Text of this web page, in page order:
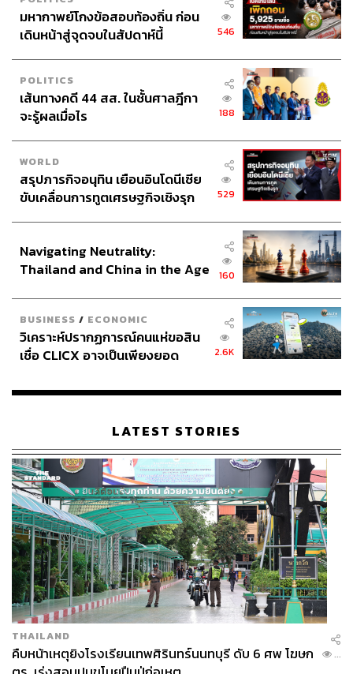
มหากาพย์โกงข้อสอบท้องถิ่น ก่อน
เดินหน้าสู่จุดจบในสัปดาห์นี้
546
POLITICS
เส้นทางคดี 44 สส. ในชั้นศาลฎีกา
จะรู้ผลเมื่อไร
188
WORLD
สรุปภารกิจอนุทิน เยือนอินโดนีเซีย
ขับเคลื่อนการทูตเศรษฐกิจเชิงรุก
529
Navigating Neutrality:
Thailand and China in the Age
160
BUSINESS / ECONOMIC
วิเคราะห์ปรากฏการณ์คนแห่ขอสิน
เชื่อ CLICX อาจเป็นเพียงยอด
เรือนไทยที่ถูกซุกไว้
2.6K
LATEST STORIES
THAILAND
คืบหน้าเหตุยิงโรงเรียนเทพศิรินทร์นนทบุรี ดับ 6 ศพ โฆษก
...